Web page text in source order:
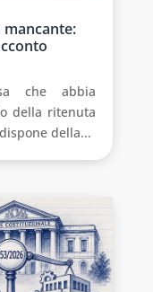
che abbia
della ritenuta
della...